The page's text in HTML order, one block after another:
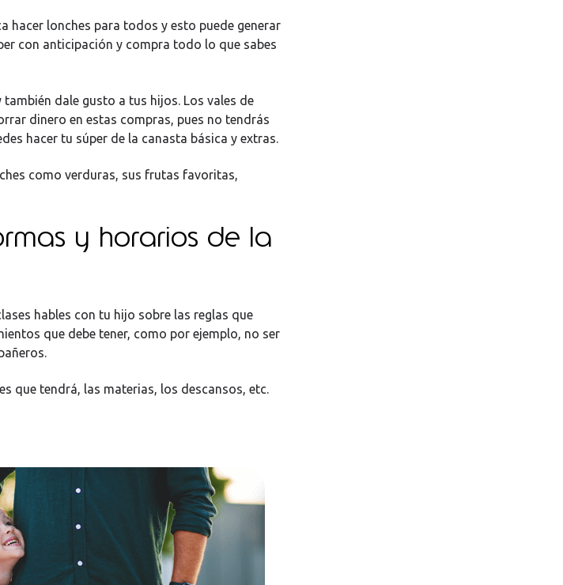
hacer lonches para todos y esto puede generar
con anticipación y compra todo lo que sabes
dale gusto a tus hijos. Los vales de
dinero en estas compras, pues no tendrás
hacer tu súper de la canasta básica y extras.
como verduras, sus frutas favoritas,
y horarios de la
hables con tu hijo sobre las reglas que
que debe tener, como por ejemplo, no ser
que tendrá, las materias, los descansos, etc.